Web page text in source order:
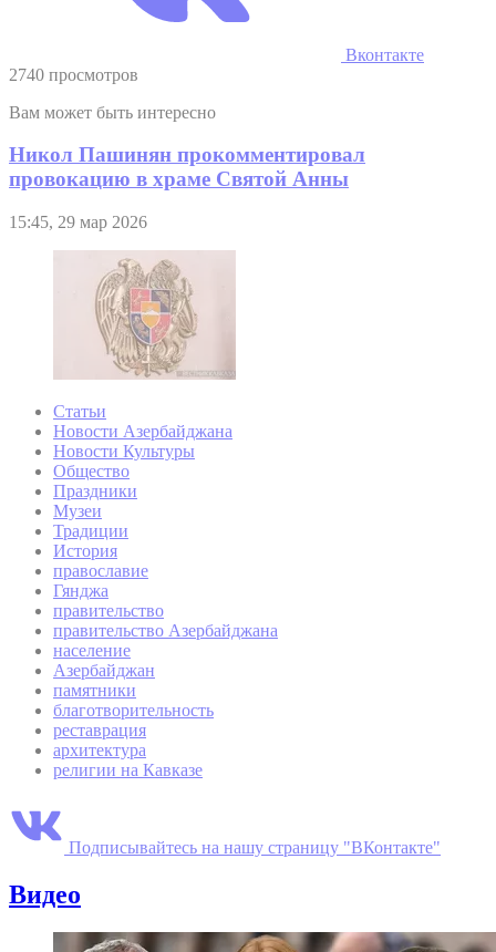
Вконтакте
2740 просмотров
Вам может быть интересно
Никол Пашинян прокомментировал
провокацию в храме Святой Анны
15:45, 29 мар 2026
Статьи
Новости Азербайджана
Новости Культуры
Общество
Праздники
Музеи
Традиции
История
православие
Гянджа
правительство
правительство Азербайджана
население
Азербайджан
памятники
благотворительность
реставрация
архитектура
религии на Кавказе
Подписывайтесь на нашу страницу "ВКонтакте"
Видео